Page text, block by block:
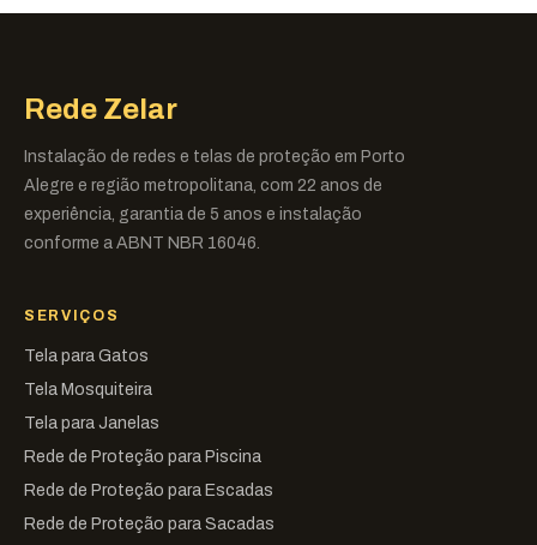
Rede Zelar
Instalação de redes e telas de proteção em Porto
Alegre e região metropolitana, com 22 anos de
experiência, garantia de 5 anos e instalação
conforme a ABNT NBR 16046.
SERVIÇOS
Tela para Gatos
Tela Mosquiteira
Tela para Janelas
Rede de Proteção para Piscina
Rede de Proteção para Escadas
Rede de Proteção para Sacadas